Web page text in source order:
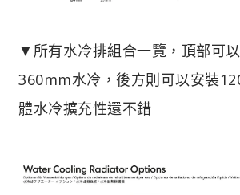
▼所有水冷排組合一覽，頂部可
360mm水冷，後方則可以安裝
體水冷擴充性還不錯